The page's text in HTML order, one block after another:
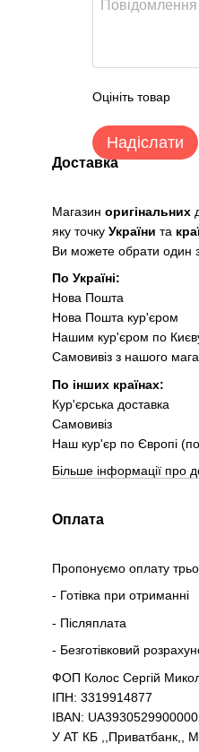
Оцініть товар
Надіслати
Доставка
Магазиноригінальних
яку точкуУкраїнита
Ви можете обрати один з
По Україні:
Нова Пошта
Нова Пошта кур'єром
Нашим кур'єром по
Самовивіз з нашого
По інших країнах:
Кур'єрська доставка
Самовивіз
Наш кур'єр по Європі
Більше інформації про
Оплата
Пропонуємо оплату
- Готівка при отриманні
- Післяплата
- Безготівковий
ФОП Колос Сергій
ІПН: 3319914877
IBAN:
У АТ КБ ,,Приватбанк,,